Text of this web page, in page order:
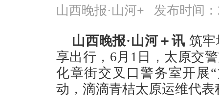
山西晚报·山河+ 发布时间：
山西晚报·山河＋讯 筑
享出行，6月1日，太原交
化章街交叉口警务室开展
动，滴滴青桔太原运维代